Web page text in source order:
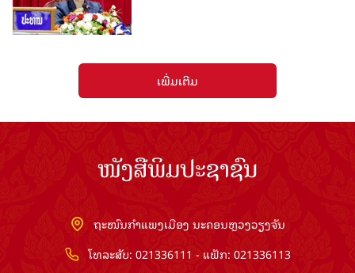
ເພີ່ມເຕີມ
ໜັງສືພິມປະຊາຊົນ
ຖະໜົນກຳແພງເມືອງ ນະຄອນຫຼວງວຽງຈັນ
ໂທລະສັບ: 021336111 - ແຟັກ: 021336113